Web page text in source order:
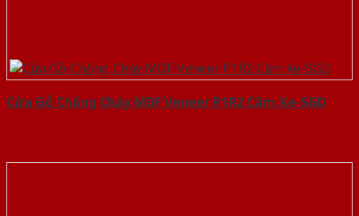
Cửa Gỗ Chống Cháy MDF Veneer P1R2 Căm Xe-SGD